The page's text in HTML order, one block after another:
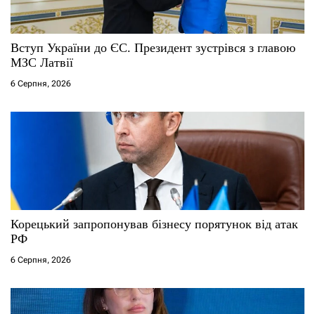
Вступ України до ЄС. Президент зустрівся з главою
МЗС Латвії
6 Серпня, 2026
Корецький запропонував бізнесу порятунок від атак
РФ
6 Серпня, 2026